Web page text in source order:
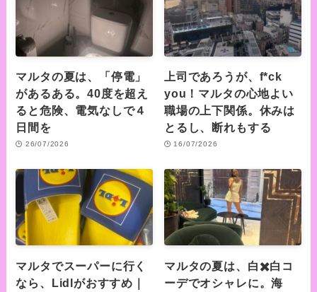
マルタの夏は、「停電」
があるある。40度を超え
ると危険、電気なしで４
日間を
26/07/2026
上司であろうが、f*ck
you！マルタの心地よい
職場の上下関係。休みは
とるし、断れもする
16/07/2026
マルタでスーパーに行く
なら、Lidlがおすすめ｜
マルタの夏は、白✖️白コ
ーデでオシャレに。海